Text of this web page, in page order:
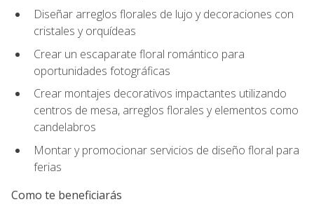
Diseñar arreglos florales de lujo y decoraciones con
cristales y orquídeas
Crear un escaparate floral romántico para
oportunidades fotográficas
Crear montajes decorativos impactantes utilizando
centros de mesa, arreglos florales y elementos como
candelabros
Montar y promocionar servicios de diseño floral para
ferias
Como te beneficiarás